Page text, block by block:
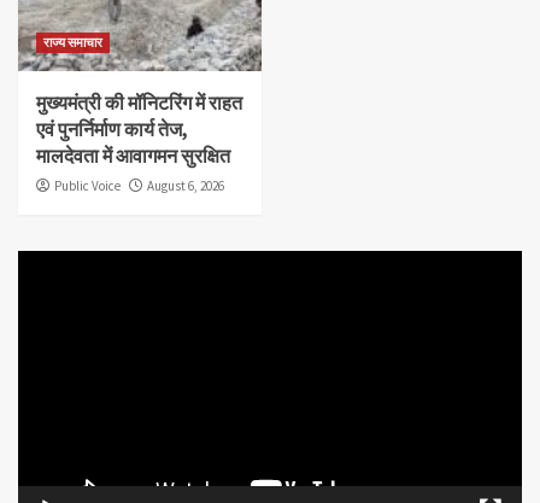
राज्य समाचार
मुख्यमंत्री की मॉनिटरिंग में राहत
एवं पुनर्निर्माण कार्य तेज,
मालदेवता में आवागमन सुरक्षित
Public Voice August 6, 2026